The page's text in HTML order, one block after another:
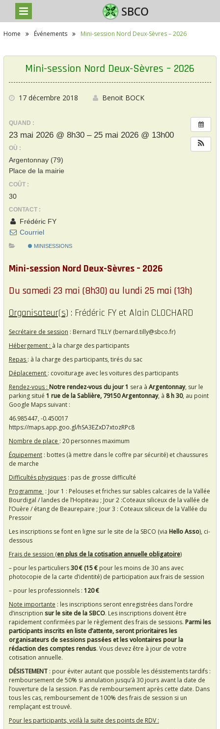
Home Événements Mini-session Nord Deux-Sèvres – 2026
Mini-session Nord Deux-Sèvres – 2026
17 décembre 2018 Benoit BOCK
QUAND :
23 mai 2026 @ 8h30 – 25 mai 2026 @ 13h00
OÙ :
Argentonnay (79)
Place de la mairie
COÛT :
30
CONTACT :
Frédéric FY
Courriel
MINISESSIONS
Mini-session Nord Deux-Sèvres – 2026
Du samedi 23 mai (8h30) au lundi 25 mai (13h)
Organisateur(s) : Frédéric FY et Alain CLOCHARD
Secrétaire de session : Bernard TILLY (bernard.tilly@sbco.fr)
Hébergement : à la charge des participants
Repas : à la charge des participants, tirés du sac
Déplacement : covoiturage avec les voitures des participants
Rendez-vous : Notre rendez-vous du jour 1 sera à Argentonnay, sur le
parking situé 1 rue de la Sablière, 79150 Argentonnay, à 8 h 30, au point
Google Maps suivant :
46.985447, -0.450017
https://maps.app.goo.gl/hSA3EZxD7xtozRPc8
Nombre de place : 20 personnes maximum
Équipement: bottes (à mettre dans le coffre par sécurité) et chaussures
de marche
Difficultés physiques: pas de grosse difficulté
Programme : Jour 1 : Pelouses et friches sur sables calcaires de la Vallée
Bourdigal / landes de l’Hopiteau ; Jour 2 :Coteaux siliceux de la vallée de
l’Ouère / étang de Beaurepaire ; Jour 3 : Coteaux siliceux de la Vallée du
Pressoir
Les inscriptions se font en ligne sur le site de la SBCO (via Hello Asso), ci-
dessous
Frais de session (en plus de la cotisation annuelle obligatoire)
– pour les particuliers30€ (15€ pour les moins de 30 ans avec
photocopie de la carte d’identité) de participation aux frais de session
– pour les professionnels : 120€
Note importante : les inscriptions seront enregistrées dans l’ordre
d’inscription sur le site de la SBCO. Les inscriptions doivent être
rapidement confirmées par le règlement des frais de sessions. Parmi les
participants inscrits en liste d’attente, seront prioritaires les
organisateurs de sessions passées et les volontaires pour la
rédaction des comptes rendus. Vous devez être à jour de votre
cotisation annuelle.
DÉSISTEMENT: pour éviter autant que possible les désistements tardifs :
remboursement de 50% si annulation jusqu’à 30 jours avant la date de
l’ouverture de la session. Pas de remboursement après cette date. Dans
tous les cas, remboursement de 100% des frais de session si un
remplaçant est trouvé.
Pour les participants, voilà la suite des points de RDV :